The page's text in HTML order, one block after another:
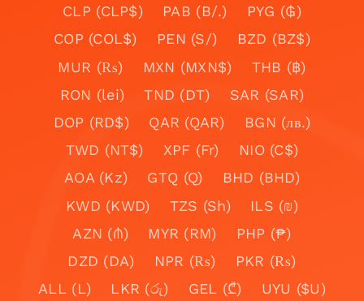
CLP (CLP$)
PAB (B/.)
PYG (₲)
COP (COL$)
PEN (S/)
BZD (BZ$)
MUR (₨)
MXN (MXN$)
THB (฿)
RON (lei)
TND (DT)
SAR (SAR)
DOP (RD$)
QAR (QAR)
BGN (лв.)
TWD (NT$)
XPF (Fr)
NIO (C$)
AOA (Kz)
GTQ (Q)
BHD (BHD)
KWD (KWD)
TZS (Sh)
ILS (₪)
AZN (₼)
MYR (RM)
PHP (₱)
DZD (DA)
NPR (₨)
PKR (₨)
ALL (L)
LKR (රු) GEL (₾)
UYU ($U)